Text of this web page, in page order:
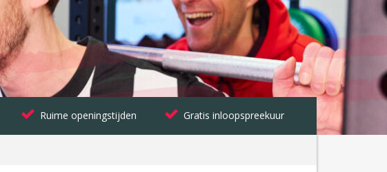
Ruime openingstijden Gratis inloopspreekuur